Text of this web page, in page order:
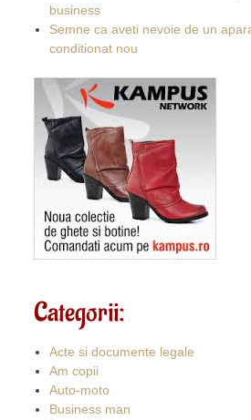
business
Semne ca aveti nevoie de un
conditionat nou
Categorii:
Acte si documente legale
Am copii
Auto-moto
Business man